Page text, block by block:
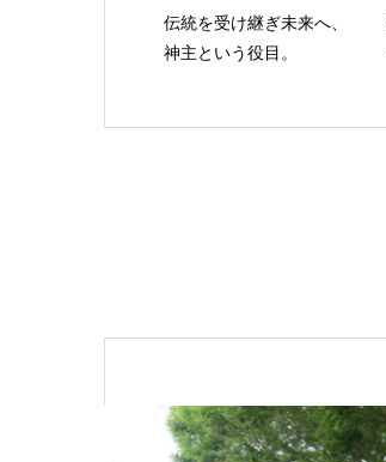
伝統を受け継ぎ未来へ、
神主という役目。